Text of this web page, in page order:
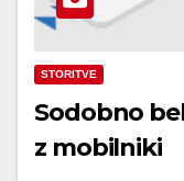
STORITVE
Sodobno
z mobilniki